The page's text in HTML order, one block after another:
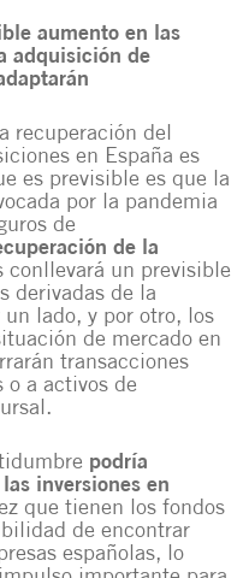
aumento en las
adquisición de
recuperación del
en España es
es previsible es que la
por la pandemia
de
de la
conllevará un previsible
derivadas de la
lado, y por otro, los
de mercado en
transacciones
o a activos de
podría
inversiones en
que tienen los fondos
de encontrar
españolas, lo